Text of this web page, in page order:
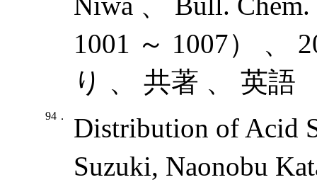
1001 ～ 1007） 、
り 、 共著 、 英語
94．
Distribution of Acid
Suzuki, Naonobu